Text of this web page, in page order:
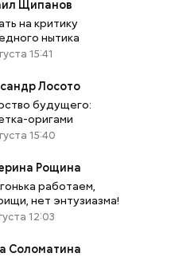
Щипанов
на критику
нытика
15:41
Лосото
будущего:
оригами
15:40
Рощина
работаем,
нет энтузиазма!
12:03
Соломатина